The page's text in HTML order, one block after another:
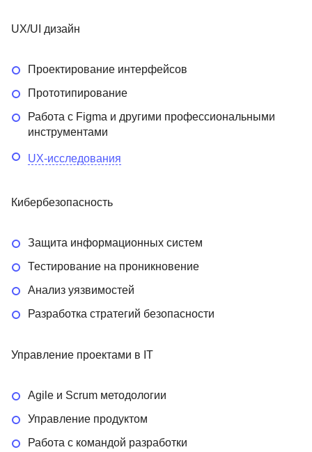
UX/UI дизайн
Проектирование интерфейсов
Прототипирование
Работа с Figma и другими профессиональными
инструментами
UX-исследования
Кибербезопасность
Защита информационных систем
Тестирование на проникновение
Анализ уязвимостей
Разработка стратегий безопасности
Управление проектами в IT
Agile и Scrum методологии
Управление продуктом
Работа с командой разработки